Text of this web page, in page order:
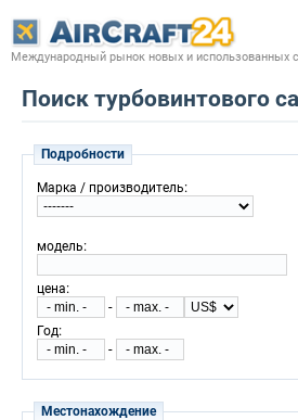
Международный рынок новых и использованных
Поиск турбовинтового
Подробности
Марка / производитель:
модель:
цена:
-
Год:
-
Местонахождение